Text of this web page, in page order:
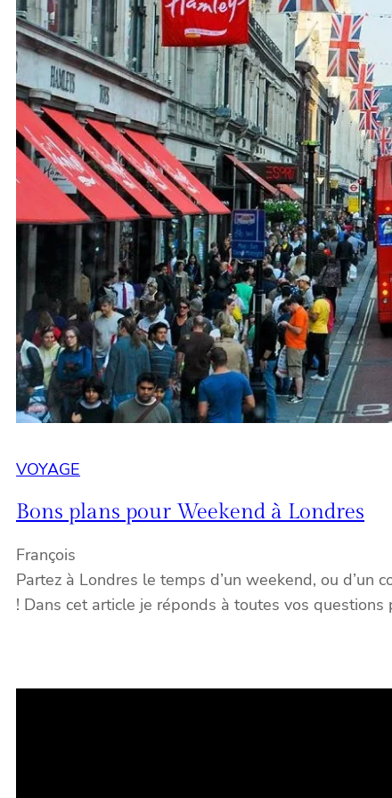
VOYAGE
Bons plans pour Weekend à Londres
François
Partez à Londres le temps d’un weekend, ou
! Dans cet article je réponds à toutes vos